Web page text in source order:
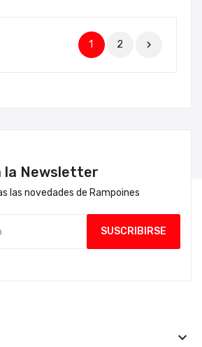
1 2 
la Newsletter
las novedades de Rampoines
keyboard_arrow_down